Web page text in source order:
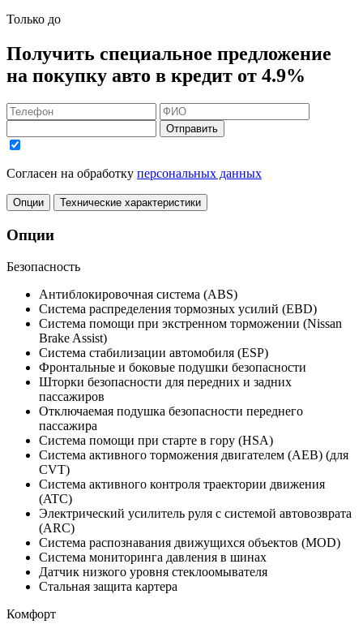
Только до
Получить специальное предложение
на покупку авто в кредит от 4.9%
Отправить
Согласен на обработку персональных данных
Опции Технические характеристики
Опции
Безопасность
Антиблокировочная система (ABS)
Система распределения тормозных усилий (EBD)
Система помощи при экстренном торможении (Nissan
Brake Assist)
Система стабилизации автомобиля (ESP)
Фронтальные и боковые подушки безопасности
Шторки безопасности для передних и задних
пассажиров
Отключаемая подушка безопасности переднего
пассажира
Система помощи при старте в гору (HSA)
Система активного торможения двигателем (AEB) (для
CVT)
Система активного контроля траектории движения
(ATC)
Электрический усилитель руля с системой автовозврата
(ARC)
Система распознавания движущихся объектов (MOD)
Система мониторинга давления в шинах
Датчик низкого уровня стеклоомывателя
Стальная защита картера
Комфорт